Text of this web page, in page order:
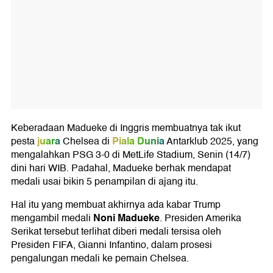
Keberadaan Madueke di Inggris membuatnya tak ikut
pestajuaraChelsea di Piala DuniaAntarklub 2025, yang
mengalahkan PSG 3-0 di MetLife Stadium, Senin (14/7)
dini hari WIB. Padahal, Madueke berhak mendapat
medali usai bikin 5 penampilan di ajang itu.
Hal itu yang membuat akhirnya ada kabar Trump
mengambil medali Noni Madueke. Presiden Amerika
Serikat tersebut terlihat diberi medali tersisa oleh
Presiden FIFA, Gianni Infantino, dalam prosesi
pengalungan medali ke pemain Chelsea.